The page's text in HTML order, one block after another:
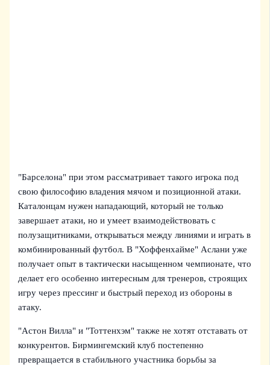
"Барселона" при этом рассматривает такого игрока под
свою философию владения мячом и позиционной атаки.
Каталонцам нужен нападающий, который не только
завершает атаки, но и умеет взаимодействовать с
полузащитниками, открываться между линиями и играть в
комбинированный футбол. В "Хоффенхайме" Аслани уже
получает опыт в тактически насыщенном чемпионате, что
делает его особенно интересным для тренеров, строящих
игру через прессинг и быстрый переход из обороны в
атаку.
"Астон Вилла" и "Тоттенхэм" также не хотят отставать от
конкурентов. Бирмингемский клуб постепенно
превращается в стабильного участника борьбы за